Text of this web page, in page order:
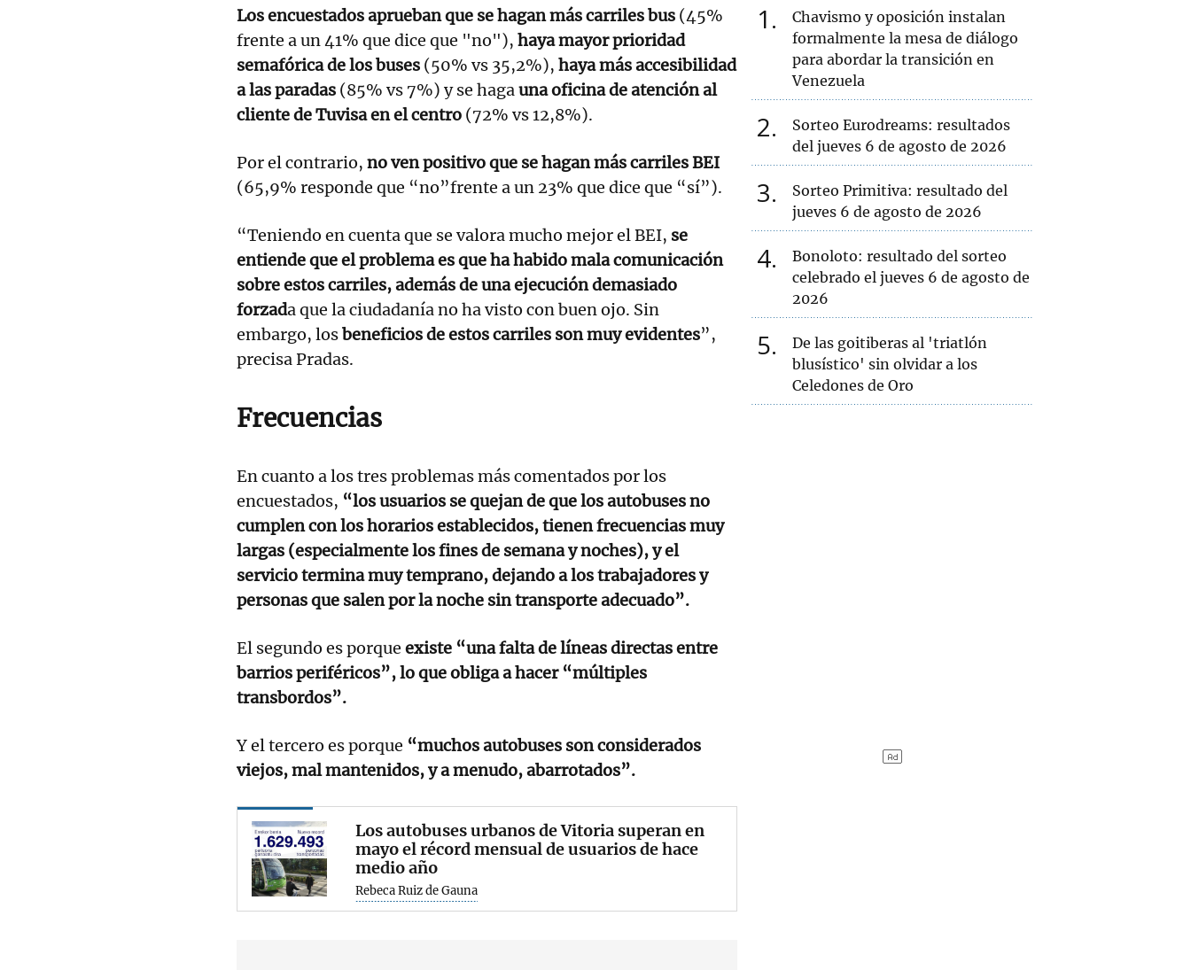
Los encuestados aprueban que se hagan más carriles bus (45%
frente a un 41% que dice que "no"), haya mayor prioridad
semafórica de los buses (50% vs 35,2%), haya más accesibilidad
a las paradas (85% vs 7%) y se hagauna oficina de atención al
cliente de Tuvisa en el centro (72% vs 12,8%).
Por el contrario, no ven positivo que se hagan más carriles BEI
(65,9% responde que “no”frente a un 23% que dice que “sí”).
“Teniendo en cuenta que se valora mucho mejor el BEI, se
entiende que el problema es que ha habido mala comunicación
sobre estos carriles, además de una ejecución demasiado
forzada que la ciudadanía no ha visto con buen ojo. Sin
embargo, losbeneficios de estos carriles son muy evidentes”,
precisa Pradas.
Frecuencias
En cuanto a los tres problemas más comentados por los
encuestados, “los usuarios se quejan de que los autobuses no
cumplen con los horarios establecidos, tienen frecuencias muy
largas (especialmente los fines de semana y noches), y el
servicio termina muy temprano, dejando a los trabajadores y
personas que salen por la noche sin transporte adecuado”.
El segundo es porque existe “una falta de líneas directas entre
barrios periféricos”, lo que obliga a hacer “múltiples
transbordos”.
Y el tercero es porque “muchos autobuses son considerados
viejos, mal mantenidos, y a menudo, abarrotados”.
Los autobuses urbanos de Vitoria superan en
mayo el récord mensual de usuarios de hace
medio año
Rebeca Ruiz de Gauna
1
Chavismo y oposición instalan
formalmente la mesa de diálogo
para abordar la transición en
Venezuela
2
Sorteo Eurodreams: resultados
del jueves 6 de agosto de 2026
3
Sorteo Primitiva: resultado del
jueves 6 de agosto de 2026
4
Bonoloto: resultado del sorteo
celebrado el jueves 6 de agosto de
2026
5
De las goitiberas al 'triatlón
blusístico' sin olvidar a los
Celedones de Oro